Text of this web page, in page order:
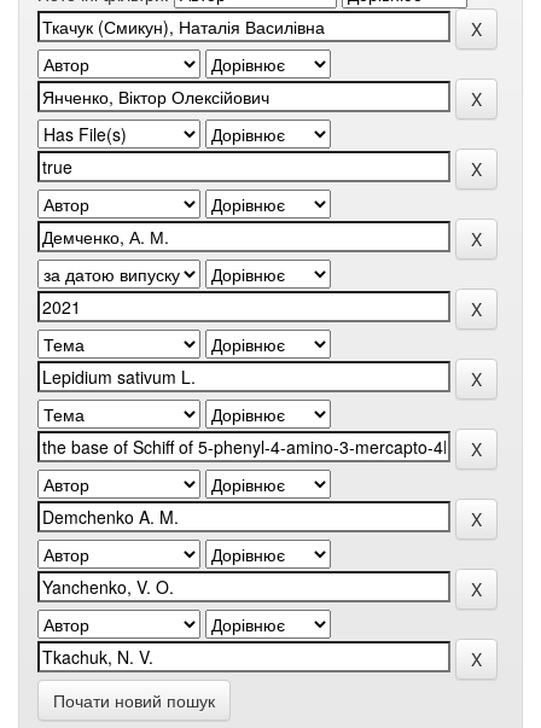
Почати новий пошук